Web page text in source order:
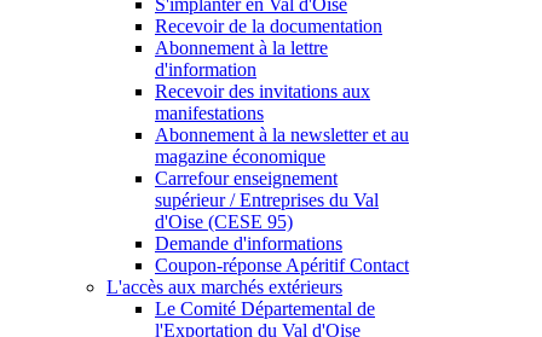
S'implanter en Val d'Oise
Recevoir de la documentation
Abonnement à la lettre
d'information
Recevoir des invitations aux
manifestations
Abonnement à la newsletter et au
magazine économique
Carrefour enseignement
supérieur / Entreprises du Val
d'Oise (CESE 95)
Demande d'informations
Coupon-réponse Apéritif Contact
L'accès aux marchés extérieurs
Le Comité Départemental de
l'Exportation du Val d'Oise